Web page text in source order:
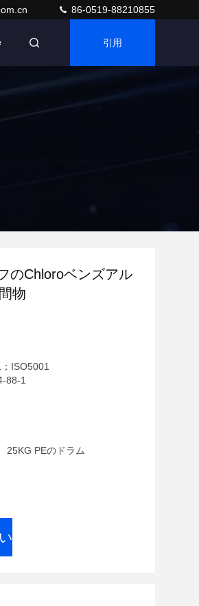
86-0519-88210855
引用
のChloroベンズアル
物
ISO5001
88-1
25KG PEのドラム